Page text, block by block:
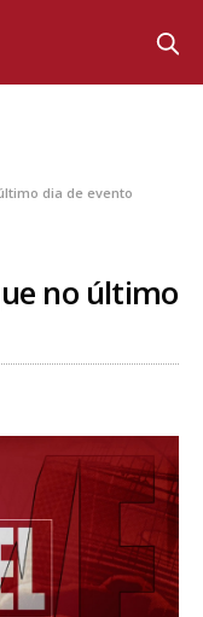
dia de evento
no último